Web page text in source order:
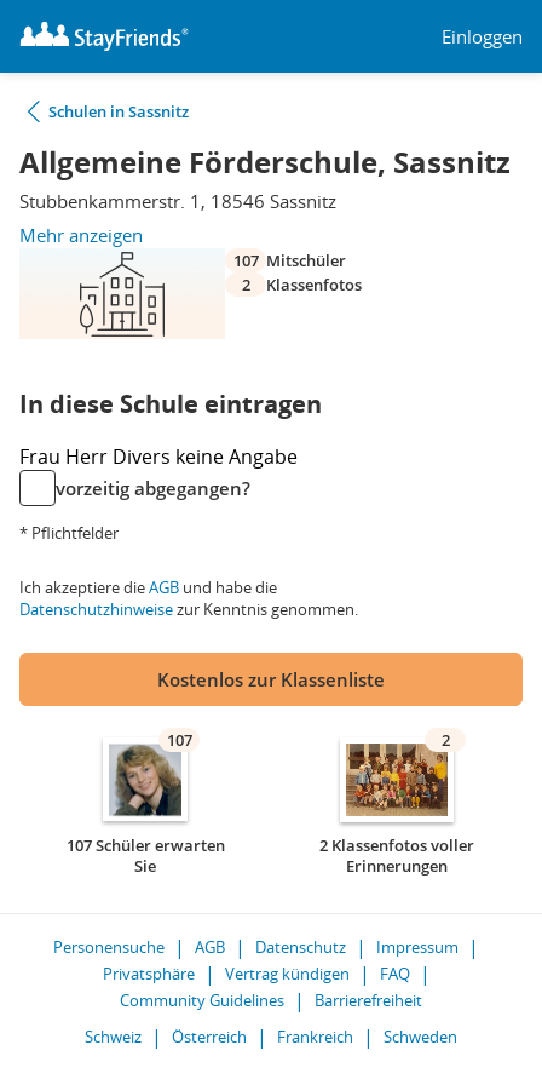
Einloggen
Schulen in Sassnitz
Allgemeine Förderschule, Sassnitz
Stubbenkammerstr. 1, 18546 Sassnitz
Mehr anzeigen
107 Mitschüler
2
Klassenfotos
In diese Schule eintragen
Frau Herr Divers keine Angabe
vorzeitig abgegangen?
* Pflichtfelder
Ich akzeptiere dieAGB und habe die
Datenschutzhinweisezur Kenntnis genommen.
Kostenlos zur Klassenliste
107
107 Schüler erwarten
Sie
2
2 Klassenfotos voller
Erinnerungen
Personensuche AGB Datenschutz
Impressum
Privatsphäre
Vertrag kündigen
FAQ
Community Guidelines
Barrierefreiheit
Schweiz
Österreich Frankreich Schweden